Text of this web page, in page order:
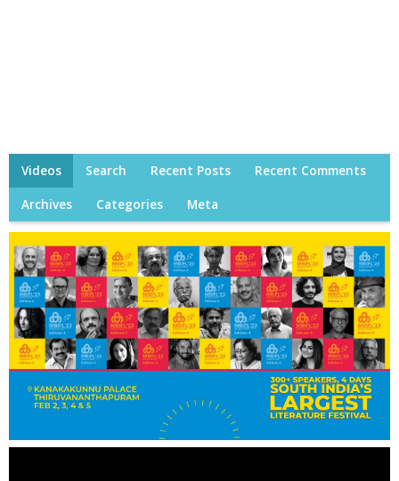
Videos Search Recent Posts Recent Comments
Archives Categories Meta